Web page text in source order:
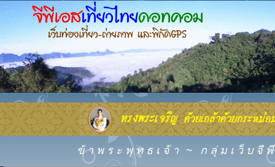
ข้ า พ ร ะ พุ ท ธ เ จ้ า ~ ก ลุ่ ม เ ว็ บ จี